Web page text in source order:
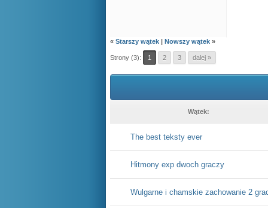
« Starszy wątek | Nowszy wątek »
Strony (3): 1 2 3 dalej »
Wątek:
The best teksty ever
Hitmony exp dwoch graczy
Wulgarne i chamskie zachowanie 2